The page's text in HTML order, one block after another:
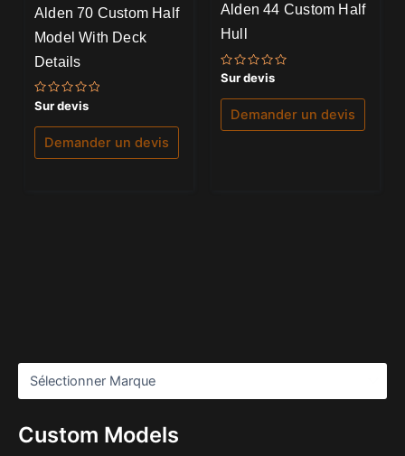
Custom Models
Alden 70 Custom Half
Model With Deck
Details
Note
0
sur
Sur devis
Demander un devis
Alden 44 Custom Half
Hull
Note
0
sur
Sur devis
Demander un devis